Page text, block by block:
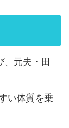
、元夫・田
い体質を乗